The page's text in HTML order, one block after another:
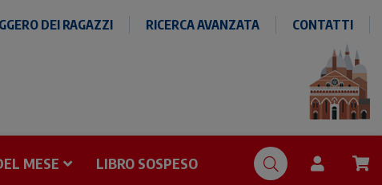
DEI RAGAZZI RICERCA AVANZATA CONTATTI
MESE LIBRO SOSPESO